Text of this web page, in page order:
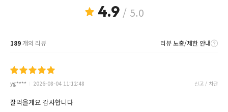
4.9/ 5.0
189개의 리뷰 리뷰 노출/제한 안내
yg**** 2026-08-04 11:12:48 신고 / 차단
잘먹을게요 감사합니다